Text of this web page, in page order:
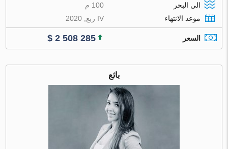
الى البحر
100 م
موعد الانتهاء
IV ربع, 2020
السعر $ 2 508 285
بائع